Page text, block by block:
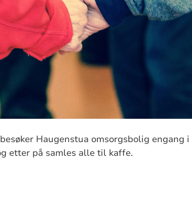
Haugenstua omsorgsbolig engang
etter på samles alle til kaffe.